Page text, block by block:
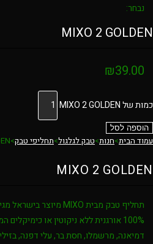
נבחר:
MIXO 2 GOLDEN
₪39.00
כמות של MIXO 2 GOLDEN
הוספה לסל
עמוד הבית>חנות>טבק לגלגול>תחליפי טבק>
MIXO 2 GOLDEN
100% אורגנית ללא ניקוטין או
דמיאנה, מרשמלו, חסת בר, עלי דפנה,